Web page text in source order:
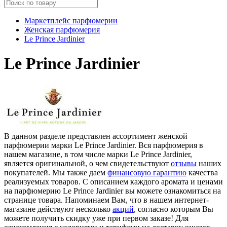
Маркетплейс парфюмерии
Женская парфюмерия
Le Prince Jardinier
Le Prince Jardinier
В данном разделе представлен ассортимент женской
парфюмерии марки Le Prince Jardinier. Вся парфюмерия в
нашем магазине, в том числе марки Le Prince Jardinier,
является оригинальной, о чем свидетельствуют отзывы наших
покупателей. Мы также даем финансовую гарантию качества
реализуемых товаров. С описанием каждого аромата и ценами
на парфюмерию Le Prince Jardinier вы можете ознакомиться на
странице товара. Напоминаем Вам, что в нашем интернет-
магазине действуют несколько акций, согласно которым Вы
можете получить скидку уже при первом заказе! Для